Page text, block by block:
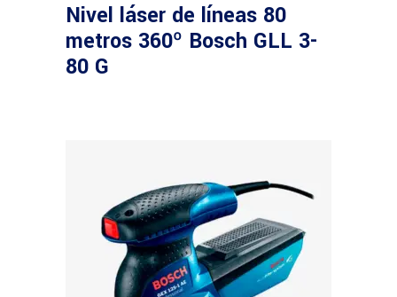
Nivel láser de líneas 80
metros 360º Bosch GLL 3-
80 G